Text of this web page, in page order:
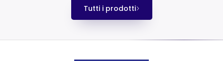
Tutti i prodotti